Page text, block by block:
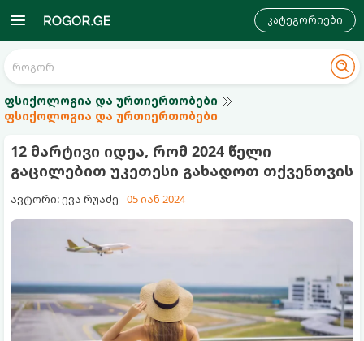
კატეგორიები
ფსიქოლოგია და ურთიერთობები
ფსიქოლოგია და ურთიერთობები
12 მარტივი იდეა, რომ 2024 წელი
გაცილებით უკეთესი გახადოთ თქვენთვის
ავტორი: ევა რუაძე 05 იან 2024